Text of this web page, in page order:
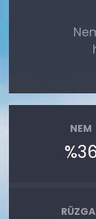
NEM